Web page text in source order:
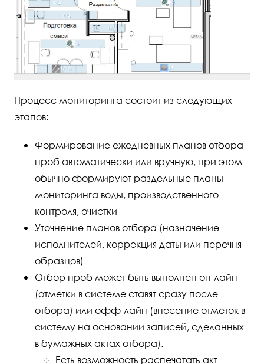
Процесс мониторинга состоит из следующих
этапов:
Формирование ежедневных планов отбора
проб автоматически или вручную, при этом
обычно формируют раздельные планы
мониторинга воды, производственного
контроля, очистки
Уточнение планов отбора (назначение
исполнителей, коррекция даты или перечня
образцов)
Отбор проб может быть выполнен он-лайн
(отметки в системе ставят сразу после
отбора) или офф-лайн (внесение отметок в
систему на основании записей, сделанных
в бумажных актах отбора).
Есть возможность распечатать акт